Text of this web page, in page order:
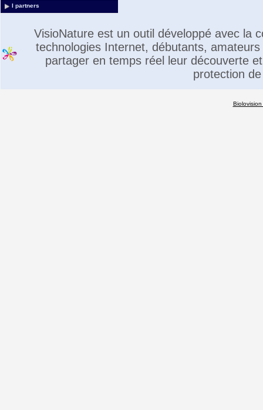
I partners
VisioNature est un outil développé avec la
technologies Internet, débutants,
partager en temps réel leur découverte
protection
Biolovision